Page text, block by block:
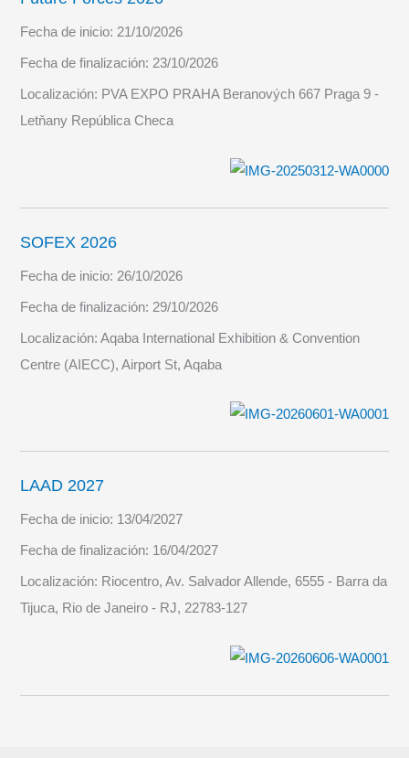
Fecha de inicio: 21/10/2026
Fecha de finalización: 23/10/2026
Localización: PVA EXPO PRAHA Beranových 667 Praga 9 -
Letňany República Checa
SOFEX 2026
Fecha de inicio: 26/10/2026
Fecha de finalización: 29/10/2026
Localización:Aqaba International Exhibition & Convention
Centre (AIECC), Airport St, Aqaba
LAAD 2027
Fecha de inicio: 13/04/2027
Fecha de finalización: 16/04/2027
Localización: Riocentro, Av. Salvador Allende, 6555 - Barra da
Tijuca, Rio de Janeiro - RJ, 22783-127